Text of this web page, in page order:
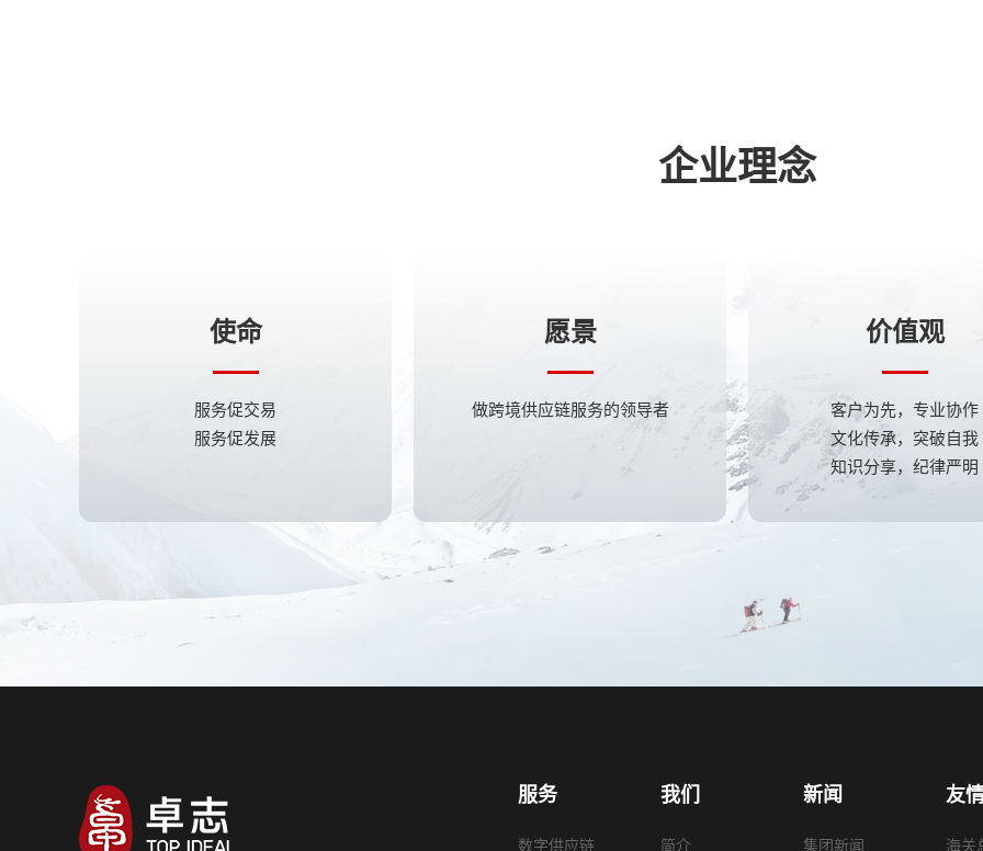
企业理念
使命
服务促交易
服务促发展
愿景
做跨境供应链服务的领导者
价值观
客户为先，专业协作
文化传承，突破自我
知识分享，纪律严明
服务
数字供应链
我们
简介
新闻
集团新闻
友
海关